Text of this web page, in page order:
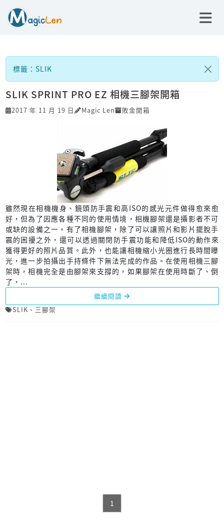
標籤：SLIK
SLIK SPRINT PRO EZ 相機三腳架開箱
2017 年 11 月 19 日 Magic Len 敗金開箱
雖然現在相機機身、鏡頭防手震和高ISO的感光元件做得愈來愈
好，但為了因應各種不同的使用情境，相機腳架還是攝影者不可
或缺的設備之一。有了相機腳架，除了可以讓照片和影片擺脫手
震的困擾之外，還可以透過關閉防手震功能和降低ISO的動作來
獲得更好的照片品質。此外，也能讓相機縮小光圈進行長時間曝
光，進一步拍攝出手持條件下無法完成的作品。在使用相機三腳
架時，相機完全是由腳架來支撐的，如果腳架在使用時斷了、倒
了，...
繼續閱讀
SLIK 、 三腳架
1